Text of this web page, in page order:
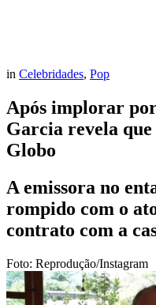
in Celebridades, Pop
Após implorar
Garcia revela
Globo
A emissora no
rompido com o
contrato com a
Foto: Reprodução/Instagram